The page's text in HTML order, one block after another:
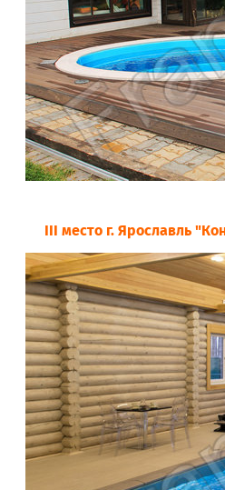
III место г. Ярославль